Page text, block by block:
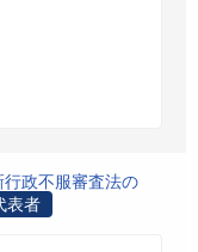
政不服審査法の
表者